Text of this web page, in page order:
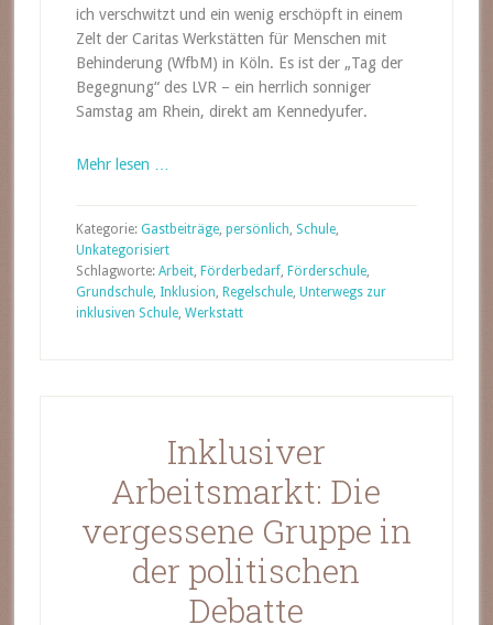
ich verschwitzt und ein wenig erschöpft in einem
Zelt der Caritas Werkstätten für Menschen mit
Behinderung (WfbM) in Köln. Es ist der „Tag der
Begegnung“ des LVR – ein herrlich sonniger
Samstag am Rhein, direkt am Kennedyufer.
Mehr lesen …
Kategorie: Gastbeiträge, persönlich Schule,
Unkategorisiert
Schlagworte: Arbeit, Förderbedarf, Förderschule,
Grundschule, Inklusion Regelschule, Unterwegs zur
inklusiven Schule, Werkstatt
Inklusiver
Arbeitsmarkt: Die
vergessene Gruppe in
der politischen
Debatte